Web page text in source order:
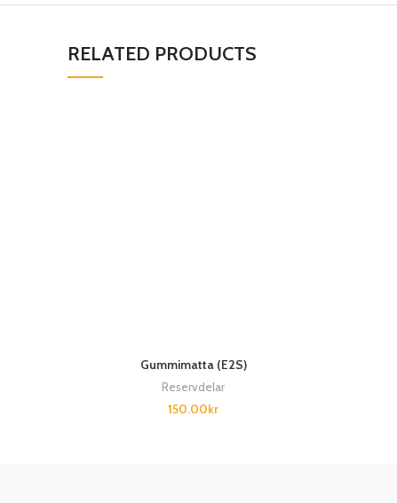
RELATED PRODUCTS
Gummimatta (E2S)
Reservdelar
150.00kr